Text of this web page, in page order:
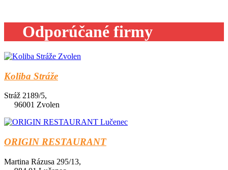
Odporúčané firmy
Koliba Stráže
Stráž 2189/5,
96001 Zvolen
ORIGIN RESTAURANT
Martina Rázusa 295/13,